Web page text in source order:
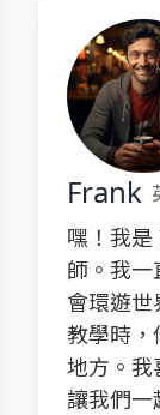
Frank
嘿！我
師。我
會環遊
教學時，
地方。我
讓我們一